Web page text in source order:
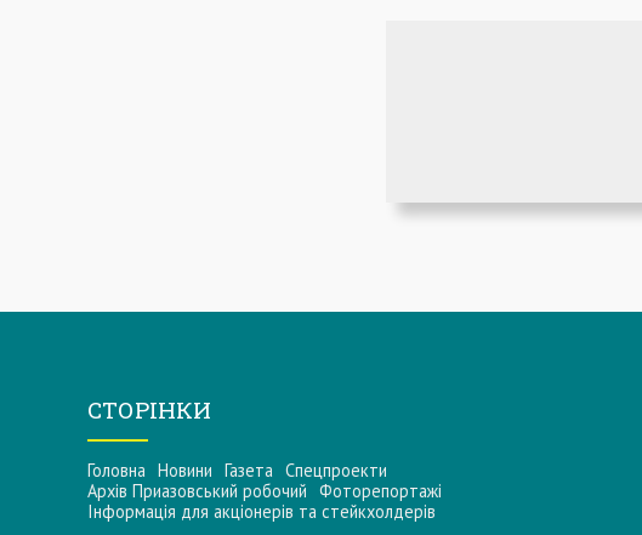
СТОРІНКИ
Головна Новини Газета Спецпроекти
Архів Приазовський робочий Фоторепортажі
Інформацiя для акцiонерiв та стейкхолдерiв